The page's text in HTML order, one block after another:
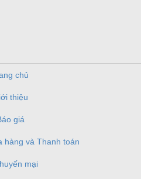
chủ
thiệu
giá
hàng và Thanh toán
mại